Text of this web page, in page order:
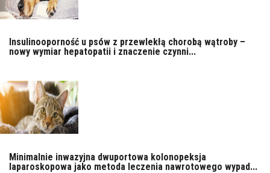
Insulinooporność u psów z przewlekłą chorobą wątroby –
nowy wymiar hepatopatii i znaczenie czynni...
Minimalnie inwazyjna dwuportowa kolonopeksja
laparoskopowa jako metoda leczenia nawrotowego wypad...